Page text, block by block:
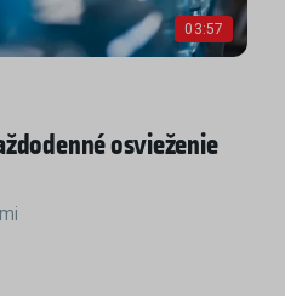
03:57
osvieženie